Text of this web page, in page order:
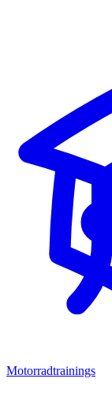
Motorradtrainings